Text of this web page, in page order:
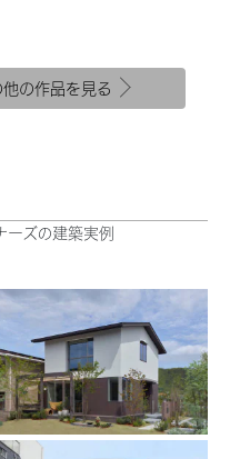
の作品を見る
ーズの建築実例